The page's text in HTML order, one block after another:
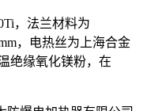
，法兰材料为
，电热丝为上海合金
绝缘氧化镁粉，在